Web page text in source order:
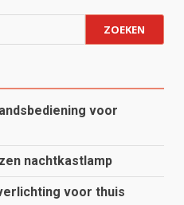
voor
nachtkastlamp
voor thuis